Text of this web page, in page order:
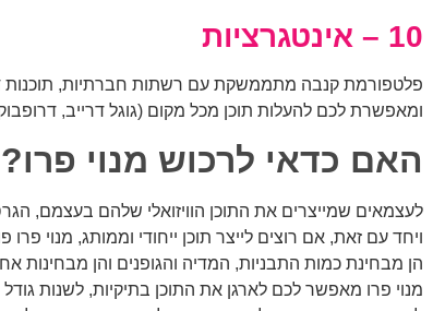
10 – אינטגרציות
פלטפורמת קנבה מתממשקת עם רשתות חברתיות, תוכנות
ומאפשרת לכם להעלות תוכן מכל מקום (גוגל דרייב,
האם כדאי לרכוש מנוי פרו?
לעצמאים שמייצרים את התוכן הוויזואלי שלהם בעצמם,
ויחד עם זאת, אם רוצים לייצר תוכן ייחודי וממותג, מנוי פרו
הן מבחינת כמות התבניות, המדיה והגופנים והן מבחינות
מנוי פרו מאפשר לכם לארגן את התוכן בתיקיות, לשנות